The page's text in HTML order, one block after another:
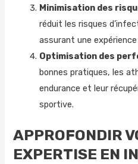
Minimisation des
réduit les risques
assurant une
Optimisation des
bonnes pratiques, les
endurance et leur
sportive.
APPROFONDIR
EXPERTISE EN